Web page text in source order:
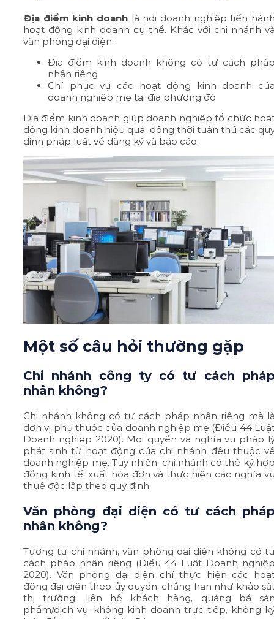
Địa điểm kinh doanh là nơi doanh nghiệp tiến
hoạt động kinh doanh cụ thể. Khác với chi nhánh
văn phòng đại diện:
Địa điểm kinh doanh không có tư cách
nhân riêng
Chỉ phục vụ các hoạt động kinh doanh
doanh nghiệp mẹ tại địa phương đó
Địa điểm kinh doanh giúp doanh nghiệp tổ chức
động kinh doanh hiệu quả, đồng thời tuân thủ các
định pháp luật về đăng ký và báo cáo.
Một số câu hỏi thường gặp
Chi nhánh công ty có tư cách
nhân không?
Chi nhánh không có tư cách pháp nhân riêng mà
đơn vị phụ thuộc của doanh nghiệp mẹ (Điều 44
Doanh nghiệp 2020). Mọi quyền và nghĩa vụ pháp
phát sinh từ hoạt động của chi nhánh đều thuộc
doanh nghiệp mẹ. Tuy nhiên, chi nhánh có thể ký
đồng kinh tế, xuất hóa đơn và thực hiện các nghĩa
thuế độc lập theo quy định.
Văn phòng đại diện có tư cách
nhân không?
Tương tự chi nhánh, văn phòng đại diện không có
cách pháp nhân riêng (Điều 44 Luật Doanh
2020). Văn phòng đại diện chỉ thực hiện các
động đại diện theo ủy quyền, chẳng hạn như khảo
thị trường, liên hệ khách hàng, quảng bá
phẩm/dịch vụ, không kinh doanh trực tiếp, không